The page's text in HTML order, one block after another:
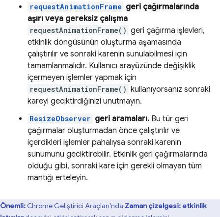
requestAnimationFrame geri çağırmalarında
aşırı veya gereksiz çalışma
requestAnimationFrame() geri çağırma işlevleri,
etkinlik döngüsünün oluşturma aşamasında
çalıştırılır ve sonraki karenin sunulabilmesi için
tamamlanmalıdır. Kullanıcı arayüzünde değişiklik
içermeyen işlemler yapmak için
requestAnimationFrame() kullanıyorsanız sonraki
kareyi geciktirdiğinizi unutmayın.
ResizeObserver geri aramaları. Bu tür geri
çağırmalar oluşturmadan önce çalıştırılır ve
içerdikleri işlemler pahalıysa sonraki karenin
sunumunu geciktirebilir. Etkinlik geri çağırmalarında
olduğu gibi, sonraki kare için gerekli olmayan tüm
mantığı erteleyin.
Önemli: Chrome Geliştirici Araçları'nda Zaman çizelgesi: etkinlik